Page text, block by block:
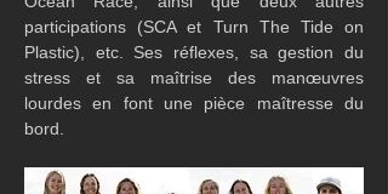
participations (SCA et Turn The Tide on
Plastic), etc. Ses réflexes, sa gestion du
stress et sa maîtrise des manœuvres
lourdes en font une pièce maîtresse du
bord.